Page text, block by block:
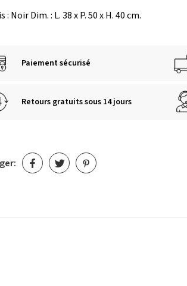
: Noir Dim. : L. 38 x P. 50 x H. 40 cm.
Paiement sécurisé
Retours gratuits sous 14 jours